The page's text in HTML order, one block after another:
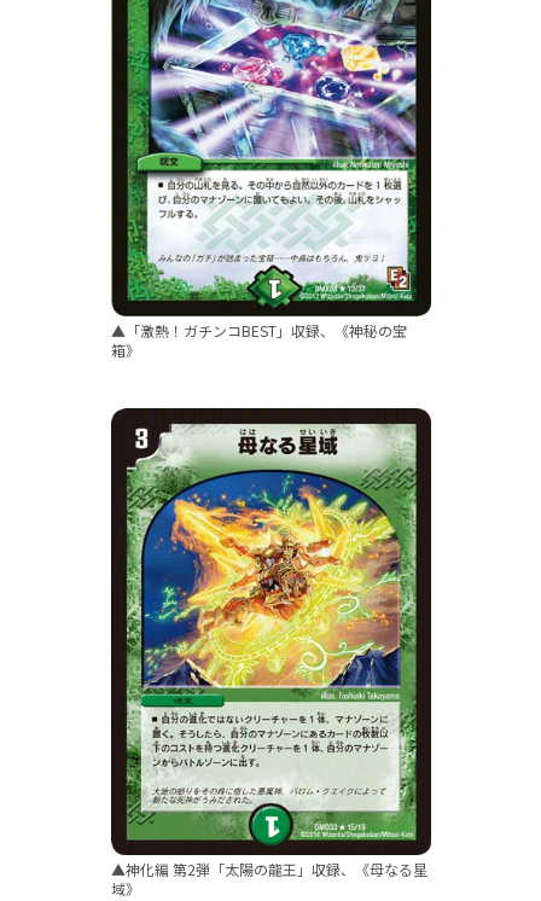
▲「激熱！ガチンコBEST」収録、《神秘の宝
箱》
▲神化編 第2弾「太陽の龍王」収録、《母なる星
域》